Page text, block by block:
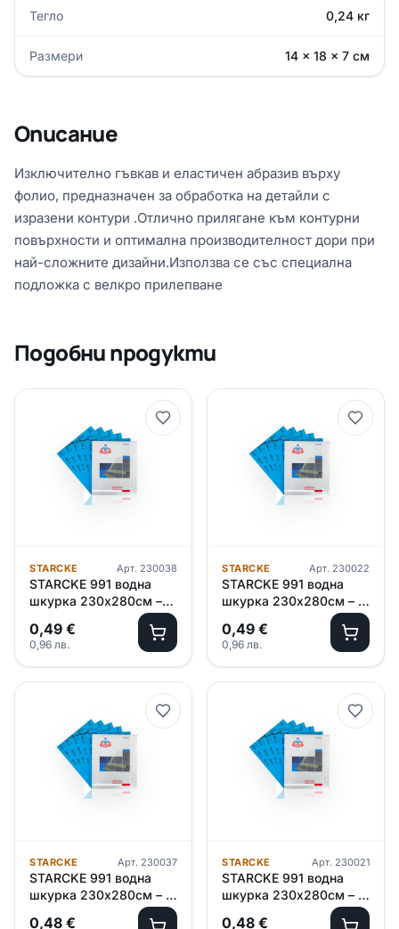
Тегло 0,24 кг
Размери 14 × 18 × 7 см
Описание
Изключително гъвкав и еластичен абразив върху
фолио, предназначен за обработка на детайли с
изразени контури .Отлично прилягане към контурни
повърхности и оптимална производителност дори при
най-сложните дизайни.Използва се със специална
подложка с велкро прилепване
Подобни продукти
STARCKE Арт. 230038
STARCKE 991 водна
шкурка 230х280см –
0,49 €
0,96 лв.
STARCKE Арт. 230022
STARCKE 991 водна
шкурка 230х280см – P
0,49 €
0,96 лв.
STARCKE Арт. 230037
STARCKE 991 водна
шкурка 230х280см – P
0,48 €
STARCKE Арт. 230021
STARCKE 991 водна
шкурка 230х280см – P
0,48 €